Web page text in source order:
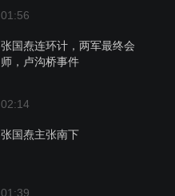
01:56
张国焘连环计，两军最终会
师，卢沟桥事件
02:14
张国焘主张南下
01:39